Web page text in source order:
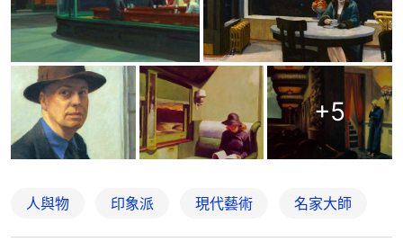
+5
人與物 印象派 現代藝術 名家大師